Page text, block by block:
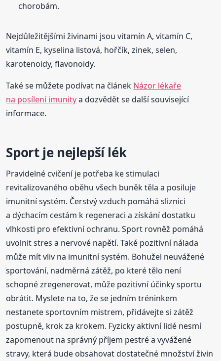
chorobám.
Nejdůležitějšími živinami jsou vitamín A, vitamín C,
vitamín E, kyselina listová, hořčík, zinek, selen,
karotenoidy, flavonoidy.
Také se můžete podívat na článek Názor lékaře
na posílení imunitya dozvědět se další související
informace.
Sport je nejlepší lék
Pravidelné cvičení je potřeba ke stimulaci
revitalizovaného oběhu všech buněk těla a posiluje
imunitní systém. Čerstvý vzduch pomáhá sliznici
a dýchacím cestám k regeneraci a získání dostatku
vlhkosti pro efektivní ochranu. Sport rovněž pomáhá
uvolnit stres a nervové napětí. Také pozitivní nálada
může mít vliv na imunitní systém. Bohužel neuvážené
sportování, nadměrná zátěž, po které tělo není
schopné zregenerovat, může pozitivní účinky sportu
obrátit. Myslete na to, že se jedním tréninkem
nestanete sportovním mistrem, přidávejte si zátěž
postupně, krok za krokem. Fyzicky aktivní lidé nesmí
zapomenout na správný příjem pestré a vyvážené
stravy, která bude obsahovat dostatečné množství živin